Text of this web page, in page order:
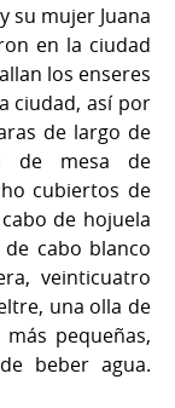
su mujer Juana
en la ciudad
los enseres
ciudad, así por
de largo de
de mesa de
cubiertos de
de hojuela
cabo blanco
veinticuatro
una olla de
pequeñas,
beber agua.